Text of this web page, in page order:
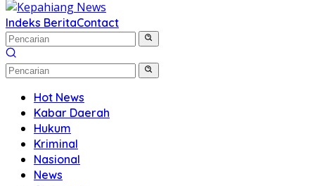
Indeks BeritaContact
Hot News
Kabar Daerah
Hukum
Kriminal
Nasional
News